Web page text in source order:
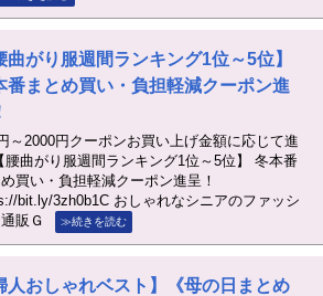
曲がり服週間ランキング1位～5位】
番まとめ買い・負担軽減クーポン進
～2000円クーポンお買い上げ金額に応じて進
腰曲がり服週間ランキング1位～5位】 冬本番
め買い・負担軽減クーポン進呈！
bit.ly/3zh0b1C おしゃれなシニアのファッシ
販Ｇ
≫続きを読む
人おしゃれベスト】《母の日まとめ